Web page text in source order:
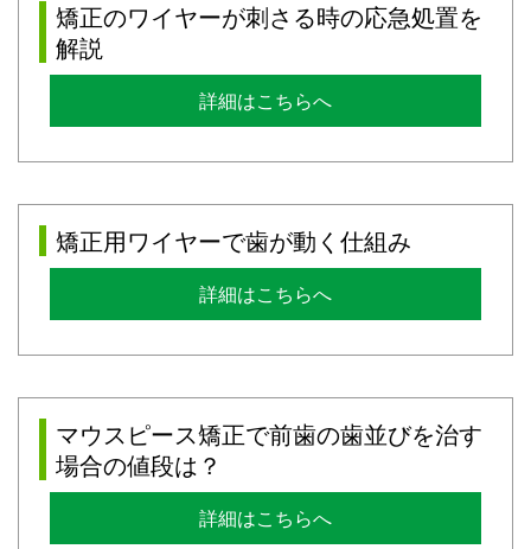
矯正のワイヤーが刺さる時の応急処置を
解説
詳細はこちらへ
矯正用ワイヤーで歯が動く仕組み
詳細はこちらへ
マウスピース矯正で前歯の歯並びを治す
場合の値段は？
詳細はこちらへ